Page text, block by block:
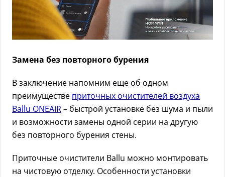
Замена без повторного бурения
В заключение напомним еще об одном
преимуществе приточных очистителей воздуха
Ballu ONEAIR– быстрой установке без шума и пыли
и возможности замены одной серии на другую
без повторного бурения стены.
Приточные очистители Вallu можно монтировать
на чистовую отделку. Особенности установки